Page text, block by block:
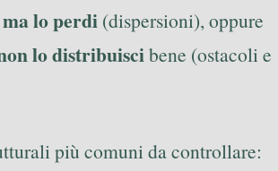
lo perdi (dispersioni), oppure
lo distribuiscibene (ostacoli e
più comuni da controllare: